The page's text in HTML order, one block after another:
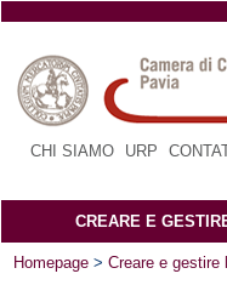
CHI SIAMO URP
CREARE E
Homepage > Creare e gestire